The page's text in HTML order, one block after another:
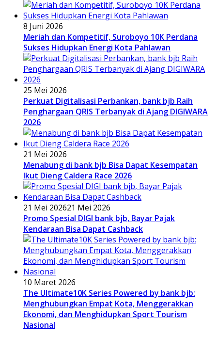
8 Juni 2026
Meriah dan Kompetitif, Suroboyo 10K Perdana
Sukses Hidupkan Energi Kota Pahlawan
25 Mei 2026
Perkuat Digitalisasi Perbankan, bank bjb Raih
Penghargaan QRIS Terbanyak di Ajang DIGIWARA
2026
21 Mei 2026
Menabung di bank bjb Bisa Dapat Kesempatan
Ikut Dieng Caldera Race 2026
21 Mei 202621 Mei 2026
Promo Spesial DIGI bank bjb, Bayar Pajak
Kendaraan Bisa Dapat Cashback
10 Maret 2026
The Ultimate10K Series Powered by bank bjb:
Menghubungkan Empat Kota, Menggerakkan
Ekonomi, dan Menghidupkan Sport Tourism
Nasional